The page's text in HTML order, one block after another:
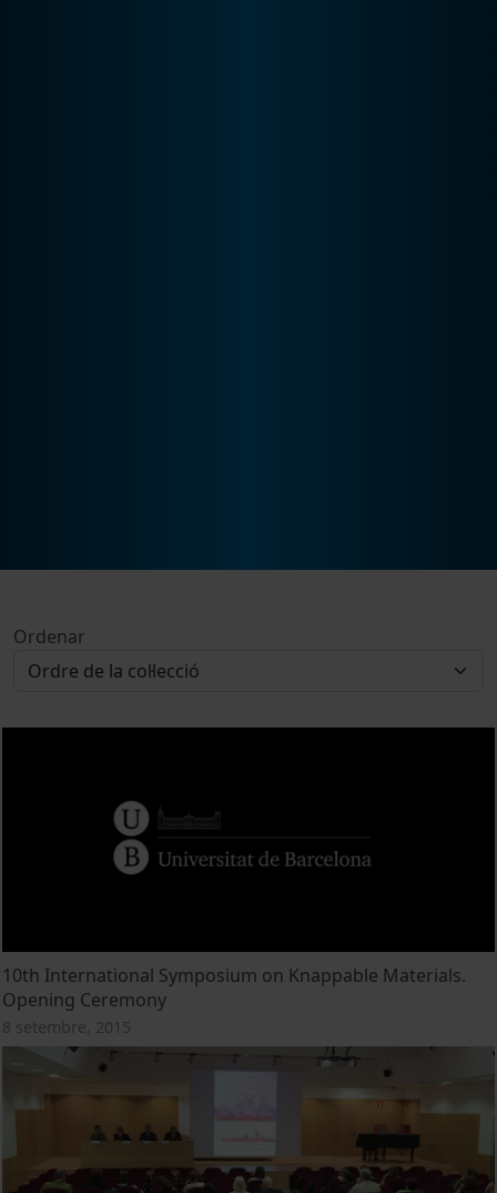
Ordenar
10th International Symposium on Knappable Materials.
Opening Ceremony
8 setembre, 2015